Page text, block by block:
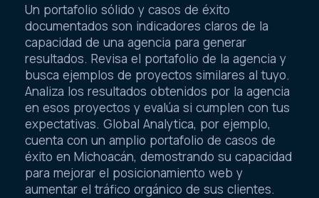
Un portafolio sólido y casos de éxito
documentados son indicadores claros de la
capacidad de una agencia para generar
resultados. Revisa el portafolio de la agencia y
busca ejemplos de proyectos similares al tuyo.
Analiza los resultados obtenidos por la agencia
en esos proyectos y evalúa si cumplen con tus
expectativas. Global Analytica, por ejemplo,
cuenta con un amplio portafolio de casos de
éxito en Michoacán, demostrando su capacidad
para mejorar el posicionamiento web y
aumentar el tráfico orgánico de sus clientes.